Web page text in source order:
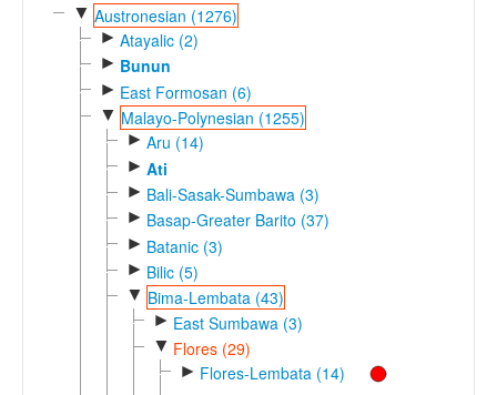
Reference Search
GlottoScope
▼ Austronesian (1276)
► Atayalic (2)
► Bunun
► East Formosan (6)
▼ Malayo-Polynesian (1255)
► Aru (14)
► Ati
► Bali-Sasak-Sumbawa (3)
► Basap-Greater Barito (37)
► Batanic (3)
► Bilic (5)
▼ Bima-Lembata (43)
► East Sumbawa (3)
▼ Flores (29)
► Flores-Lembata (14)